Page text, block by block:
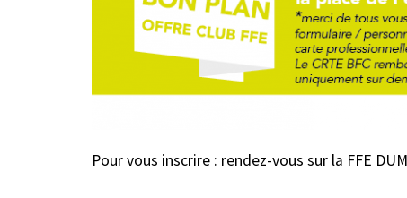
Pour vous inscrire : rendez-vous sur la FFE